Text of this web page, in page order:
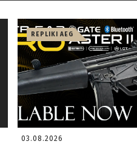
REPLIKI AEG
03.08.2026